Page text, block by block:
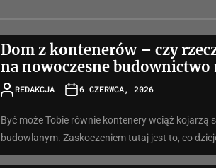
Dom z kontenerów – czy
na nowoczesne budownictwo
REDAKCJA 6 CZERWCA, 2026
Być może Tobie równie kontenery wciąż kojarzą
budowlanym. Zaskoczeniem tutaj jest to, co